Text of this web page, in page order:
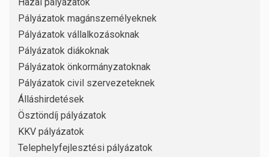
Pályázatok magánszemélyeknek
Pályázatok vállalkozásoknak
Pályázatok diákoknak
Pályázatok önkormányzatoknak
Pályázatok civil szervezeteknek
Álláshirdetések
Ösztöndíj pályázatok
KKV pályázatok
Telephelyfejlesztési pályázatok